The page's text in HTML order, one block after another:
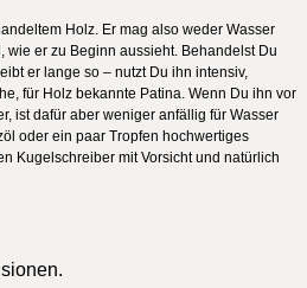
Holz. Er mag also weder Wasser
wie er zu Beginn aussieht. Behandelst Du
er lange so – nutzt Du ihn intensiv,
für Holz bekannte Patina. Wenn Du ihn vor
ist dafür aber weniger anfällig für Wasser
oder ein paar Tropfen hochwertiges
Kugelschreiber mit Vorsicht und natürlich